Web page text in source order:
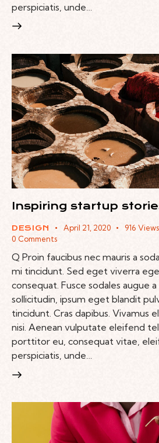
perspiciatis, unde…
Inspiring startup
DESIGN April 21, 2020 916 Views
0 Comments
Q Proin faucibus nec mauris a
mi tincidunt. Sed eget viverra
consequat. Fusce sodales augue a
sollicitudin, ipsum eget blandit
tincidunt. Cras dapibus. Vivamus
nisi. Aenean vulputate eleifend
porttitor eu, consequat vitae,
perspiciatis, unde…